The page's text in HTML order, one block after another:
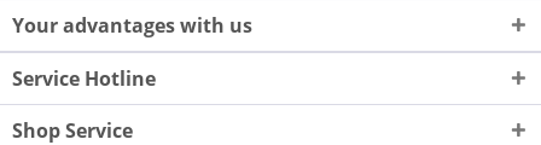
Your advantages with us
Service Hotline
Shop Service